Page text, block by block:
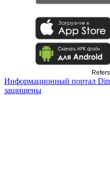
Информационный портал
защищены